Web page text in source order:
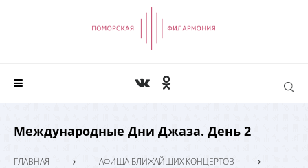
Международные Дни Джаза. День 2
ГЛАВНАЯ
АФИША БЛИЖАЙШИХ КОНЦЕРТОВ